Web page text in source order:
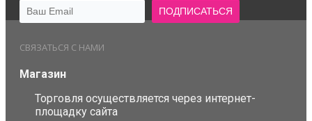
СВЯЗАТЬСЯ С НАМИ
Магазин
Торговля осуществляется через интернет-
площадку сайта